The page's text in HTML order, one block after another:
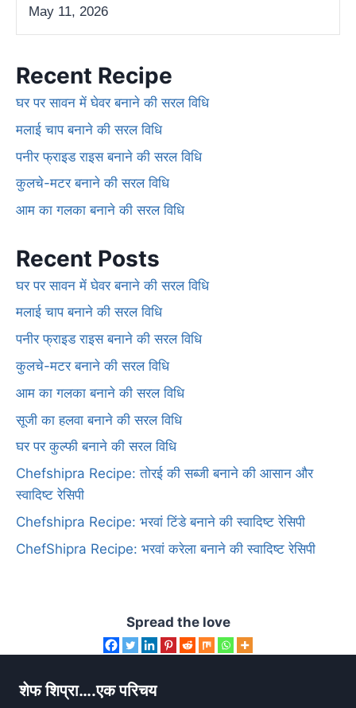
May 11, 2026
Recent Recipe
घर पर सावन में घेवर बनाने की सरल विधि
मलाई चाप बनाने की सरल विधि
पनीर फ्राइड राइस बनाने की सरल विधि
कुलचे-मटर बनाने की सरल विधि
आम का गलका बनाने की सरल विधि
Recent Posts
घर पर सावन में घेवर बनाने की सरल विधि
मलाई चाप बनाने की सरल विधि
पनीर फ्राइड राइस बनाने की सरल विधि
कुलचे-मटर बनाने की सरल विधि
आम का गलका बनाने की सरल विधि
सूजी का हलवा बनाने की सरल विधि
घर पर कुल्फी बनाने की सरल विधि
Chefshipra Recipe: तोरई की सब्जी बनाने की आसान और
स्वादिष्ट रेसिपी
Chefshipra Recipe: भरवां टिंडे बनाने की स्वादिष्ट रेसिपी
ChefShipra Recipe: भरवां करेला बनाने की स्वादिष्ट रेसिपी
Spread the love
शेफ शिप्रा….एक परिचय